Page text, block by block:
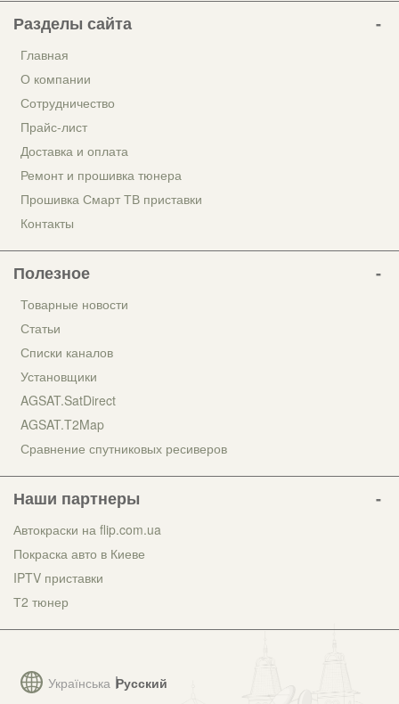
Українська Русский
Разделы сайта
Главная
О компании
Сотрудничество
Прайс-лист
Доставка и оплата
Ремонт и прошивка тюнера
Прошивка Смарт ТВ приставки
Контакты
Полезное
Товарные новости
Статьи
Списки каналов
Установщики
AGSAT.SatDirect
AGSAT.T2Map
Сравнение спутниковых ресиверов
Наши партнеры
Автокраски на flip.com.ua
Покраска авто в Киеве
IPTV приставки
Т2 тюнер